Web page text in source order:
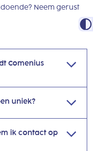
Neem gerust
Comenius
uniek?
ik contact op